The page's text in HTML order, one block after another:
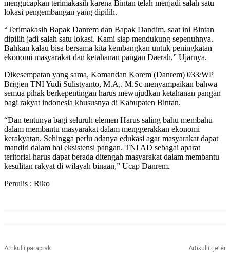
mengucapkan terimakasih karena Bintan telah menjadi salah satu
lokasi pengembangan yang dipilih.
“Terimakasih Bapak Danrem dan Bapak Dandim, saat ini Bintan
dipilih jadi salah satu lokasi. Kami siap mendukung sepenuhnya.
Bahkan kalau bisa bersama kita kembangkan untuk peningkatan
ekonomi masyarakat dan ketahanan pangan Daerah,” Ujarnya.
Dikesempatan yang sama, Komandan Korem (Danrem) 033/WP
Brigjen TNI Yudi Sulistyanto, M.A,. M.Sc menyampaikan bahwa
semua pihak berkepentingan harus mewujudkan ketahanan pangan
bagi rakyat indonesia khususnya di Kabupaten Bintan.
“Dan tentunya bagi seluruh elemen Harus saling bahu membahu
dalam membantu masyarakat dalam menggerakkan ekonomi
kerakyatan. Sehingga perlu adanya edukasi agar masyarakat dapat
mandiri dalam hal eksistensi pangan. TNI AD sebagai aparat
teritorial harus dapat berada ditengah masyarakat dalam membantu
kesulitan rakyat di wilayah binaan,” Ucap Danrem.
Penulis : Riko
Artikulli paraprak Artikulli tjetër